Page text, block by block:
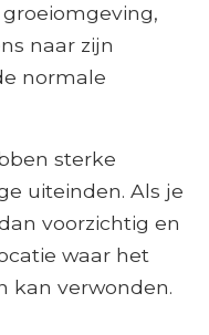
naar zijn
normale
sterke
uiteinden. Als je
voorzichtig en
waar het
kan verwonden.